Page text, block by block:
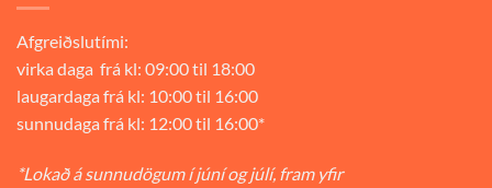
Afgreiðslutími:
virka daga frá kl: 09:00 til 18:00
laugardaga frá kl: 10:00 til 16:00
sunnudaga frá kl: 12:00 til 16:00*
*Lokað á sunnudögum í júní og júlí, fram yfir